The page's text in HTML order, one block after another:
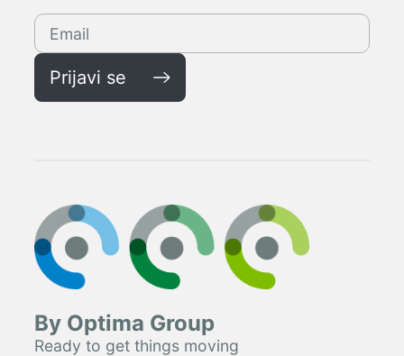
Prijavi se
By Optima Group
Ready to get things moving